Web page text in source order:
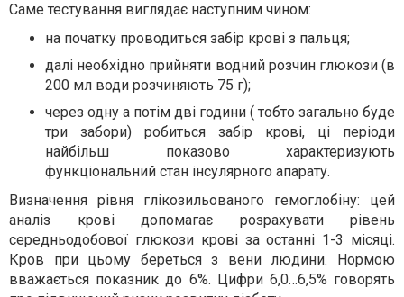
Саме тестування виглядає наступним чином:
на початку проводиться забір крові з пальця;
далі необхідно прийняти водний розчин глюкози (в
200 мл води розчиняють 75 г);
через одну а потім дві години ( тобто загально буде
три забори) робиться забір крові, ці періоди
найбільш показово характеризують
функціональний стан інсулярного апарату.
Визначення рівня глікозильованого гемоглобіну: цей
аналіз крові допомагає розрахувати рівень
середньодобової глюкози крові за останні 1-3 місяці.
Кров при цьому береться з вени людини. Нормою
вважається показник до 6%. Цифри 6,0…6,5% говорять